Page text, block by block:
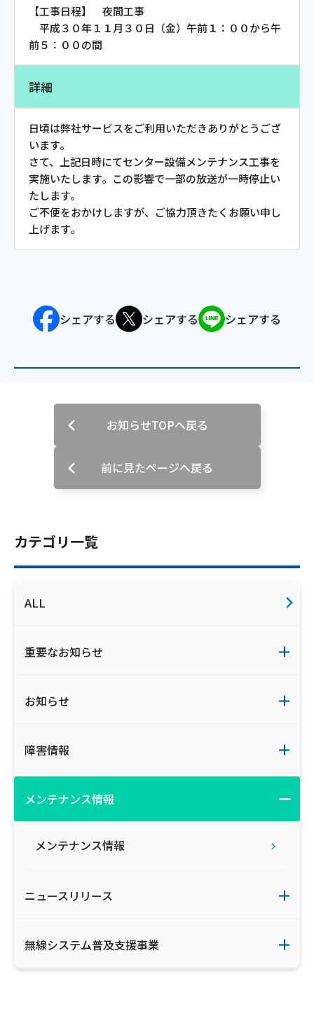
対応エリア
ウェブサイトのご利用について
放送基準
安全・安心マーク
情報セキュリティ基本方針
広告掲載のご案内
カテゴリ一覧
ALL
重要なお知らせ
お知らせ
障害情報
メンテナンス情報
メンテナンス情報
ニュースリリース
無線システム普及支援事業
【工事日程】 夜間工事
平成３０年１１月３０日（金）午前１：００から午
前５：００の間
詳細
日頃は弊社サービスをご利用いただきありがとうござ
います。
さて、上記日時にてセンター設備メンテナンス工事を
実施いたします。この影響で一部の放送が一時停止い
たします。
ご不便をおかけしますが、ご協力頂きたくお願い申し
上げます。
シェアする シェアする シェアする
お知らせTOPへ戻る
前に見たページへ戻る